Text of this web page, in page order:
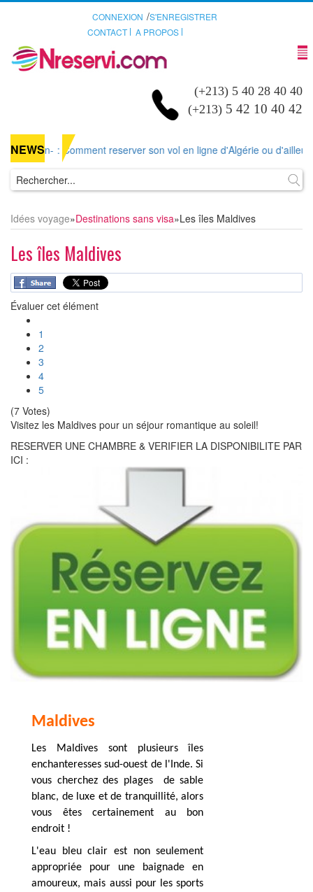
CONNEXION /S'ENREGISTRER
CONTACT
A PROPOS
(+213) 5 40 28 40 40
(+213) 5 42 10 40 42
NEWS
un- : Comment reserver son vol en ligne d'Algérie ou d'ailleurs sur
Idées voyage»Destinations sans visa»Les îles Maldives
Les îles Maldives
Évaluer cet élément
1
2
3
4
5
(7 Votes)
Visitez les Maldives pour un séjour romantique au soleil!
RESERVER UNE CHAMBRE & VERIFIER LA DISPONIBILITE PAR
ICI :
Maldives
Les Maldives sont plusieurs îles
enchanteresses sud-ouest de l'Inde. Si
vous cherchez des plages de sable
blanc, de luxe et de tranquillité, alors
vous êtes certainement au bon
endroit !
L'eau bleu clair est non seulement
appropriée pour une baignade en
amoureux, mais aussi pour les sports